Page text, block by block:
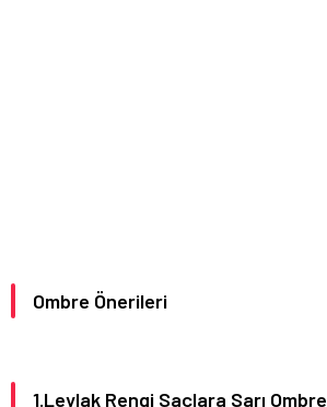
Ombre Önerileri
1.Leylak Rengi Saçlara Sarı Ombre